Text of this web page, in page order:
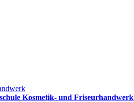
Kosmetik- und Friseurhandwerk